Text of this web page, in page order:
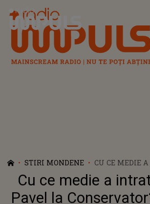
Radio Impuls
STIRI MONDENE
CU CE MEDIE
PAVEL LA
ARTISTUL S-A
FACULTATE LA
Cu ce medie a
Pavel la